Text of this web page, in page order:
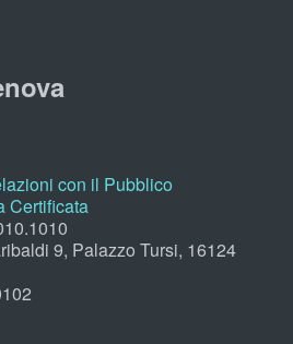
con il Pubblico
Certificata
9, Palazzo Tursi, 16124